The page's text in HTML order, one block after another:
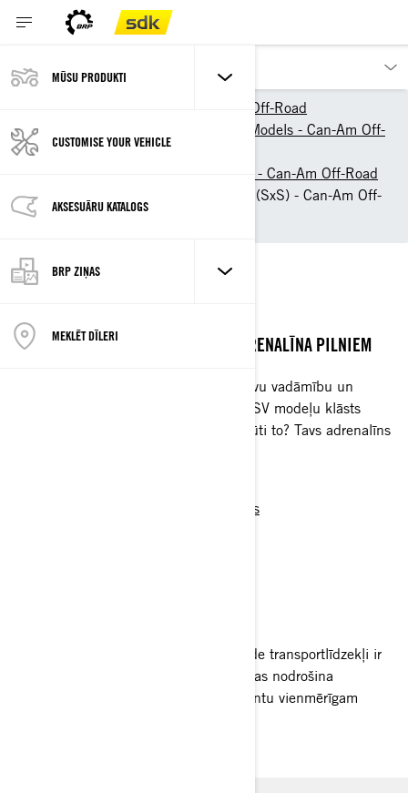
MŪSU PRODUKTI
CUSTOMISE YOUR VEHICLE
AKSESUĀRU KATALOGS
BRP ZIŅAS
MEKLĒT DĪLERI
Can-Am Off-Road
2026 ATV & Side-By-Side Models - Can-Am Off-
Road
Side-by-Side Vehicles (SSV) - Can-Am Off-Road
Sport Side-by-Side Vehicles (SxS) - Can-Am Off-
Road
SPORTA SIDE-BY-SIDE
TRANSPORTLĪDZEKĻI, KAS RADĪTI ADRENALĪNA PILNIEM
Ar īpaši strauju paātrinājumu, instinktīvu vadāmību un
nevainojamu savienojamību Can-Am SSV modeļu klāsts
sniedz spēcīgu, aizraujošu triecienu. Jūti to? Tavs adrenalīns
Konfigurators
Can-Am augstas veiktspējas side-by-side transportlīdzekļi ir
aprīkoti ar īpaši jaudīgiem dzinējiem, kas nodrošina
maksimālu zirgspēku un griezes momentu vienmērīgam